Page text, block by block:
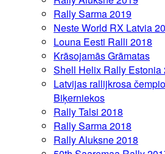
Rally Sarma 2019
Neste World RX Latvia
Louna Eesti Ralli 2018
Krāsojamās Grāmatas
Shell Helix Rally Estonia
Latvijas rallijkrosa
Biķerniekos
Rally Talsi 2018
Rally Sarma 2018
Rally Aluksne 2018